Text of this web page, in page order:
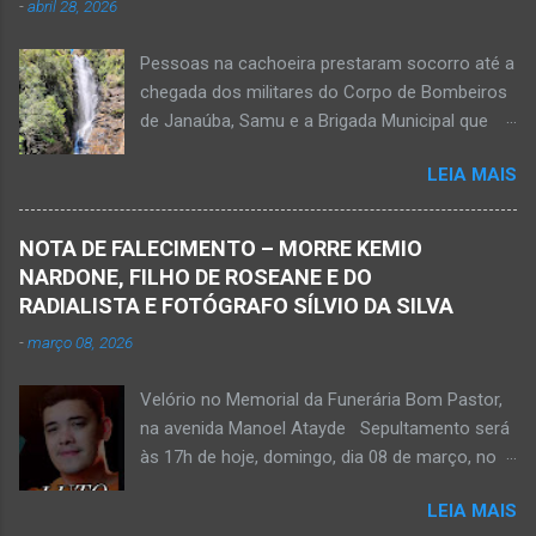
do Suporte Aéreo Avançado de Vida (SAAV)
para unidade hospi...
-abril 28, 2026
Pessoas na cachoeira prestaram socorro até a
chegada dos militares do Corpo de Bombeiros
de Janaúba, Samu e a Brigada Municipal que
resistiu e foi a óbito Foto álbum pessoal Kauan
Pereira Alves publicou em sua rede social a
foto em que apreciava a Cachoeira Maria Rosa,
em Mato Verde, pouco tempo antes de se
afogar e depois vir a óbito nesta terça-feira, dia
socorrem estudante que se afogou em
cachoeira em Mato Verde nesta terça-feira, dia
28 de abril de 2026. Adolescente não resistiu e
– O que seria um dia de lazer, de conhecimento
LEIA MAIS
NOTA DE FALECIMENTO – MORRE KEMIO
NARDONE, FILHO DE ROSEANE E DO
RADIALISTA E FOTÓGRAFO SÍLVIO DA SILVA
-março 08, 2026
Velório no Memorial da Funerária Bom Pastor,
na avenida Manoel Atayde Sepultamento será
às 17h de hoje, domingo, dia 08 de março, no
da rodovia MG-401, saída de Janaúba paraLEIA MAIS